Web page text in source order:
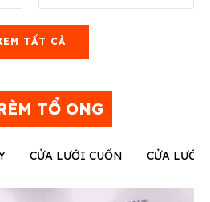
TẤT CẢ
TỔ ONG
CỬA LƯỚI CUỐN CỬA LƯỚI